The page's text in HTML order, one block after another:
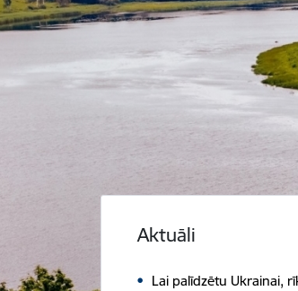
Aktuāli
Lai palīdzētu Ukrainai,